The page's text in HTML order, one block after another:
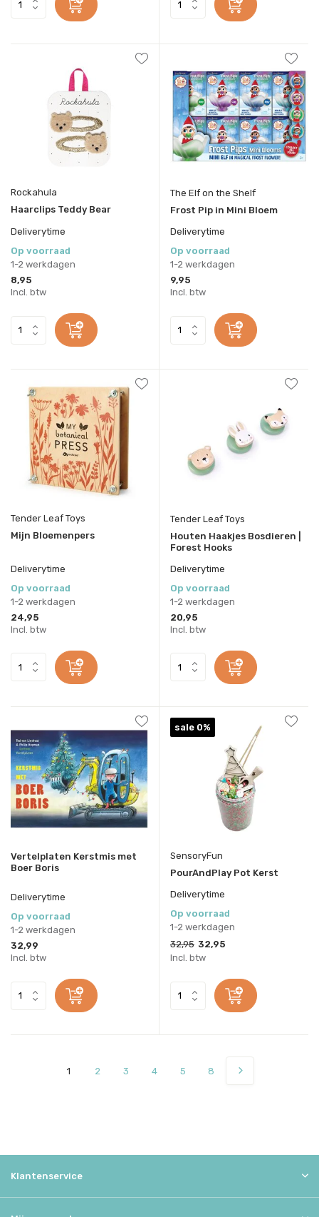
Rockahula
Haarclips Teddy Bear
Deliverytime
Op voorraad
1-2 werkdagen
8,95
Incl. btw
The Elf on the Shelf
Frost Pip in Mini Bloem
Deliverytime
Op voorraad
1-2 werkdagen
9,95
Incl. btw
Tender Leaf Toys
Mijn Bloemenpers
Deliverytime
Op voorraad
1-2 werkdagen
24,95
Incl. btw
Tender Leaf Toys
Houten Haakjes Bosdieren |
Forest Hooks
Deliverytime
Op voorraad
1-2 werkdagen
20,95
Incl. btw
Vertelplaten Kerstmis met
Boer Boris
Deliverytime
Op voorraad
1-2 werkdagen
32,99
Incl. btw
sale 0%
SensoryFun
PourAndPlay Pot Kerst
Deliverytime
Op voorraad
1-2 werkdagen
32,95 32,95
Incl. btw
1 2 3 4 5 8
Klantenservice